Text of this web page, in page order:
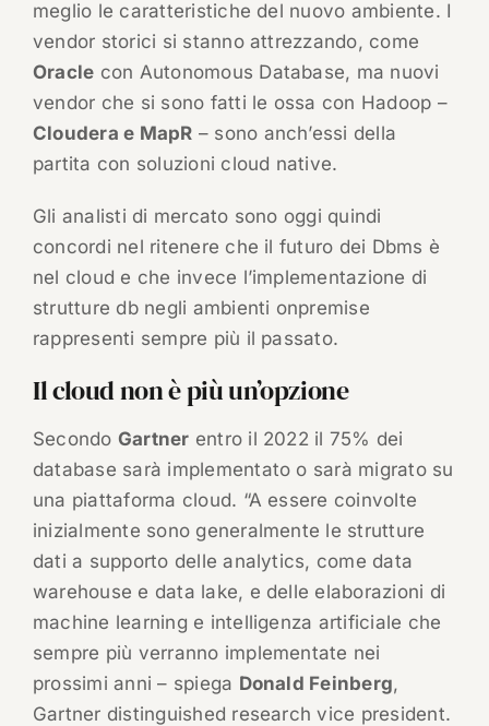
meglio le caratteristiche del nuovo ambiente. I
vendor storici si stanno attrezzando, come
Oracle con Autonomous Database, ma nuovi
vendor che si sono fatti le ossa con Hadoop –
Cloudera e MapR – sono anch’essi della
partita con soluzioni cloud native.
Gli analisti di mercato sono oggi quindi
concordi nel ritenere che il futuro dei Dbms è
nel cloud e che invece l’implementazione di
strutture db negli ambienti onpremise
rappresenti sempre più il passato.
Il cloud non è più un’opzione
Secondo Gartner entro il 2022 il 75% dei
database sarà implementato o sarà migrato su
una piattaforma cloud. “A essere coinvolte
inizialmente sono generalmente le strutture
dati a supporto delle analytics, come data
warehouse e data lake, e delle elaborazioni di
machine learning e intelligenza artificiale che
sempre più verranno implementate nei
prossimi anni – spiega Donald Feinberg,
Gartner distinguished research vice president.